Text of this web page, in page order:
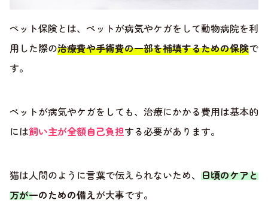
ペット保険とは、ペットが病気やケガをして動物病院を利
用した際の治療費や手術費の一部を補填するための保険で
す。
ペットが病気やケガをしても、治療にかかる費用は基本的
には飼い主が全額自己負担する必要があります。
猫は人間のように言葉で伝えられないため、 日頃のケアと
万が一のための備えが大事です。